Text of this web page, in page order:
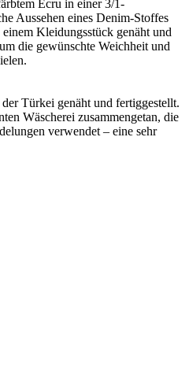
Ecru in einer 3/1-
Aussehen eines Denim-Stoffes
Kleidungsstück genäht und
die gewünschte Weichheit und
Türkei genäht und fertiggestellt.
Wäscherei zusammengetan, die
verwendet – eine sehr